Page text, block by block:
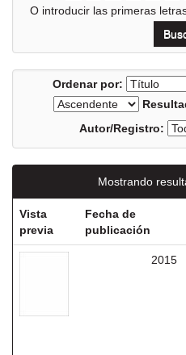
O introducir las primeras
Ordenar por:
Autor/Registro:
Mostrando
Vista
previa
Fecha de
publicación
2015